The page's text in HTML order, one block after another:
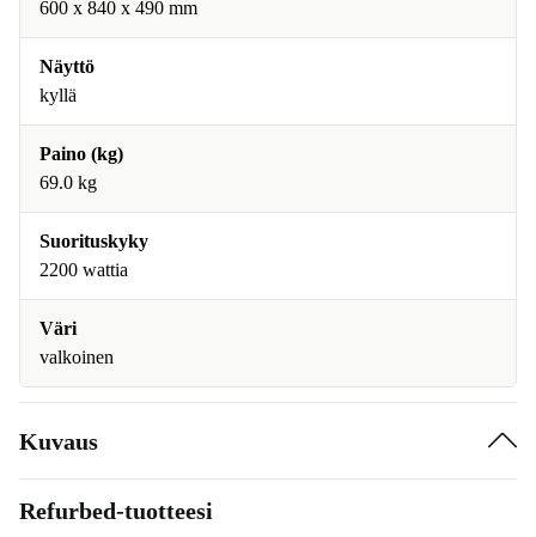
600 x 840 x 490 mm
Näyttö
kyllä
Paino (kg)
69.0 kg
Suorituskyky
2200 wattia
Väri
valkoinen
Kuvaus
Refurbed-tuotteesi